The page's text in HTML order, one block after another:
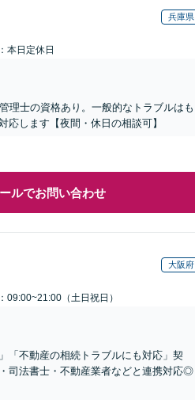
兵庫県
本日定休日
理士の資格あり。一般的なトラブルはも
します【夜間・休日の相談可】
ルでお問い合わせ
大阪府
09:00~21:00（土日祝日）
「不動産の相続トラブルにも対応」契
司法書士・不動産業者などと連携対応◎